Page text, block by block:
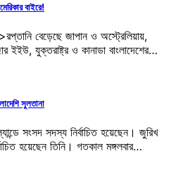
বাইরে!
বেড়েছে জাপান ও অস্ট্রেলিয়ায়,
ইইউ, যুক্তরাষ্ট্র ও কানাডা বাংলাদেশের…
সুলতানা
সংসদ সদস্য নির্বাচিত হয়েছেন। জুরিখ
হয়েছেন তিনি। গতকাল মঙ্গলবার…